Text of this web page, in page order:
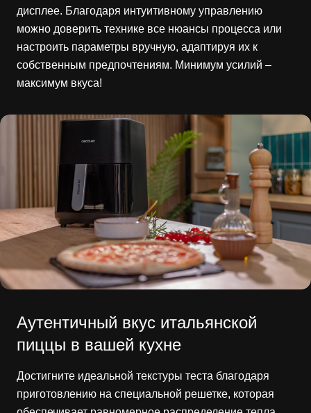
дисплее. Благодаря интуитивному управлению
можно доверить технике все нюансы процесса или
настроить параметры вручную, адаптируя их к
собственным предпочтениям. Минимум усилий –
максимум вкуса!
Аутентичный вкус итальянской
пиццы в вашей кухне
Достигните идеальной текстуры теста благодаря
приготовлению на специальной решетке, которая